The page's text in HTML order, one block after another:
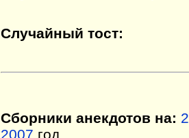
Случайный тост:
Сборники анекдотов на:
2007 год